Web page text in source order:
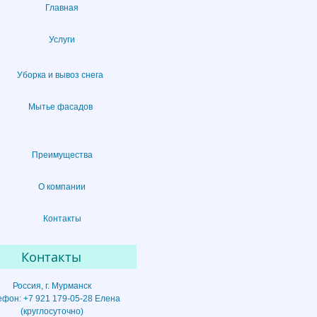
Главная
Услуги
Уборка и вывоз снега
Мытье фасадов
Преимущества
О компании
Контакты
Контакты
Россия, г. Мурманск
+7 921 179-05-28 Елена
(круглосуточно)